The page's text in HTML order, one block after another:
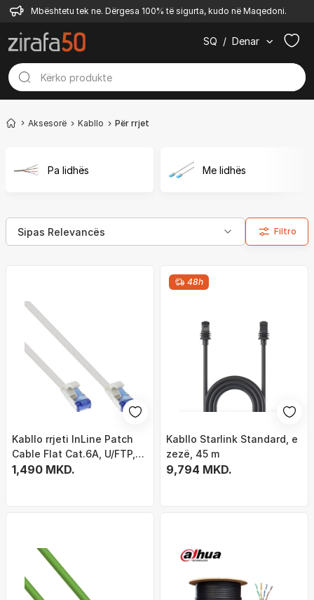
Mbështetu tek ne. Dërgesa 100% të sigurta, kudo në Maqedoni.
SQ / Denar
Aksesorë Kabllo Për rrjet
Pa lidhës Me lidhës
Filtro
Kabllo rrjeti InLine Patch
Cable Flat Cat.6A, U/FTP,
10m, e bardhë
1,490 MKD.
48h
Kabllo Starlink Standard, e
zezë, 45 m
9,794 MKD.